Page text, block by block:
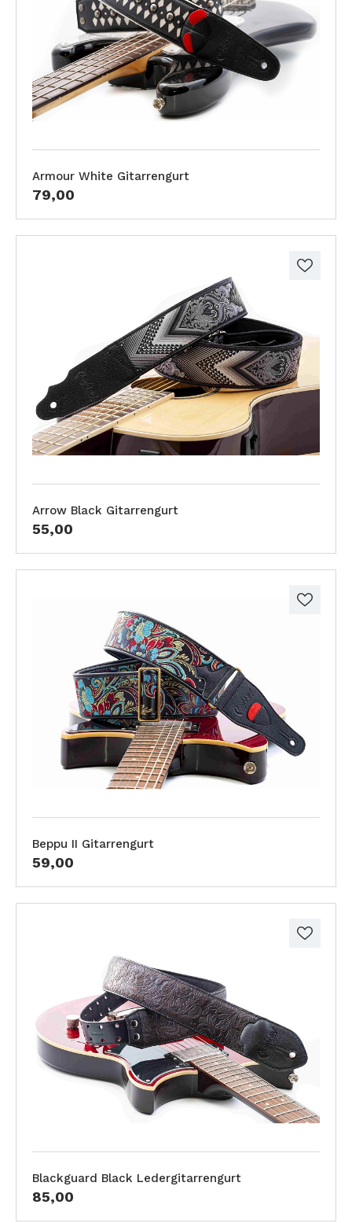
Armour White Gitarrengurt
79,00
Arrow Black Gitarrengurt
55,00
Beppu II Gitarrengurt
59,00
Blackguard Black Ledergitarrengurt
85,00